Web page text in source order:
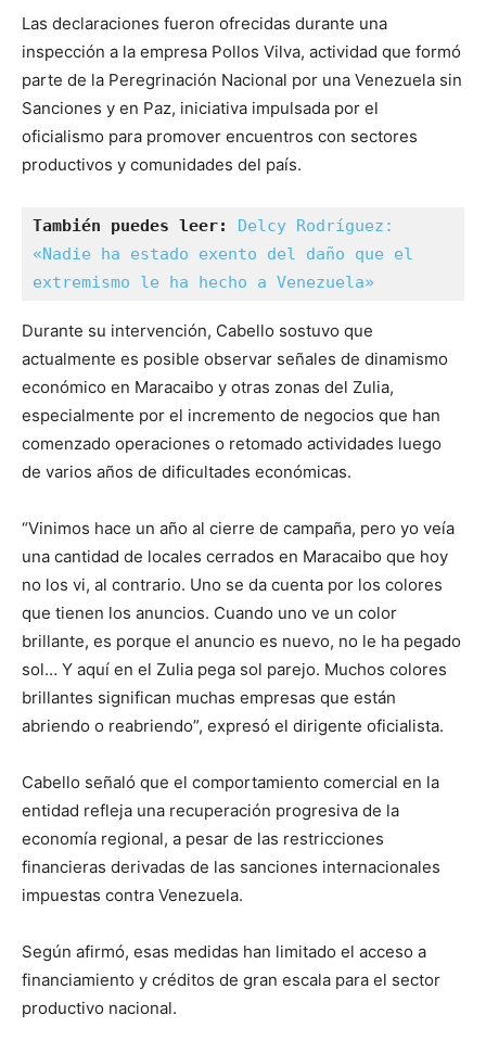
Las declaraciones fueron ofrecidas durante una
inspección a la empresa Pollos Vilva, actividad que formó
parte de la Peregrinación Nacional por una Venezuela sin
Sanciones y en Paz, iniciativa impulsada por el
oficialismo para promover encuentros con sectores
productivos y comunidades del país.
También puedes leer:
Delcy Rodríguez:
«Nadie ha estado exento del daño que el
extremismo le ha hecho a Venezuela»
Durante su intervención, Cabello sostuvo que
actualmente es posible observar señales de dinamismo
económico en Maracaibo y otras zonas del Zulia,
especialmente por el incremento de negocios que han
comenzado operaciones o retomado actividades luego
de varios años de dificultades económicas.
“Vinimos hace un año al cierre de campaña, pero yo veía
una cantidad de locales cerrados en Maracaibo que hoy
no los vi, al contrario. Uno se da cuenta por los colores
que tienen los anuncios. Cuando uno ve un color
brillante, es porque el anuncio es nuevo, no le ha pegado
sol… Y aquí en el Zulia pega sol parejo. Muchos colores
brillantes significan muchas empresas que están
abriendo o reabriendo”, expresó el dirigente oficialista.
Cabello señaló que el comportamiento comercial en la
entidad refleja una recuperación progresiva de la
economía regional, a pesar de las restricciones
financieras derivadas de las sanciones internacionales
impuestas contra Venezuela.
Según afirmó, esas medidas han limitado el acceso a
financiamiento y créditos de gran escala para el sector
productivo nacional.